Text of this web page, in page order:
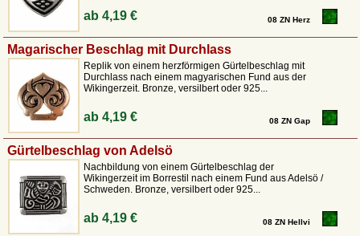
ab4,19 € 08 ZN Herz
Magarischer Beschlag mit Durchlass
Replik von einem herzförmigen Gürtelbeschlag mit
Durchlass nach einem magyarischen Fund aus der
Wikingerzeit. Bronze, versilbert oder 925...
ab4,19 € 08 ZN Gap
Gürtelbeschlag von Adelsö
Nachbildung von einem Gürtelbeschlag der
Wikingerzeit im Borrestil nach einem Fund aus Adelsö /
Schweden. Bronze, versilbert oder 925...
ab4,19 € 08 ZN Hellvi